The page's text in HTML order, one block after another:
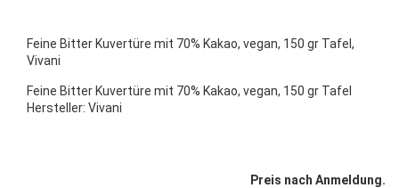
Feine Bitter Kuvertüre mit 70% Kakao, vegan, 150 gr Tafel,
Vivani
Feine Bitter Kuvertüre mit 70% Kakao, vegan, 150 gr Tafel
Hersteller: Vivani
Preis nach Anmeldung.